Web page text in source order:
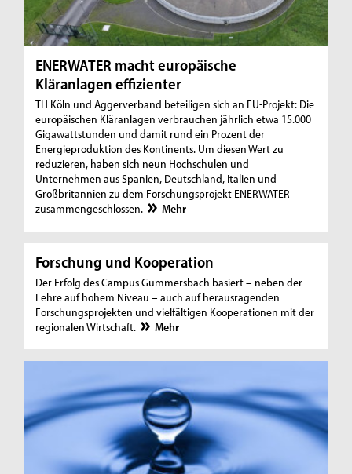
ENERWATER macht europäische
Kläranlagen effizienter
TH Köln und Aggerverband beteiligen sich an EU-Projekt: Die
europäischen Kläranlagen verbrauchen jährlich etwa 15.000
Gigawattstunden und damit rund ein Prozent der
Energieproduktion des Kontinents. Um diesen Wert zu
reduzieren, haben sich neun Hochschulen und
Unternehmen aus Spanien, Deutschland, Italien und
Großbritannien zu dem Forschungsprojekt ENERWATER
zusammengeschlossen.
Mehr
Forschung und Kooperation
Der Erfolg des Campus Gummersbach basiert – neben der
Lehre auf hohem Niveau – auch auf herausragenden
Forschungsprojekten und vielfältigen Kooperationen mit der
regionalen Wirtschaft.
Mehr